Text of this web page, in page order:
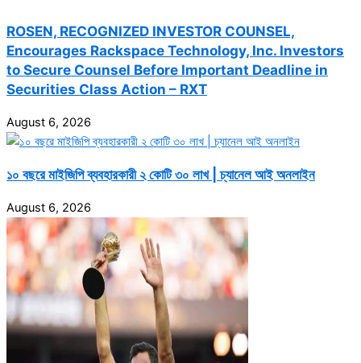
ROSEN, RECOGNIZED INVESTOR COUNSEL,
Encourages Rackspace Technology, Inc. Investors
to Secure Counsel Before Important Deadline in
Securities Class Action – RXT
August 6, 2026
১০ বছরে মাইজিপি ব্যবহারকারী ২ কোটি ৩০ লাখ | চ্যানেল আই অনলাইন
August 6, 2026